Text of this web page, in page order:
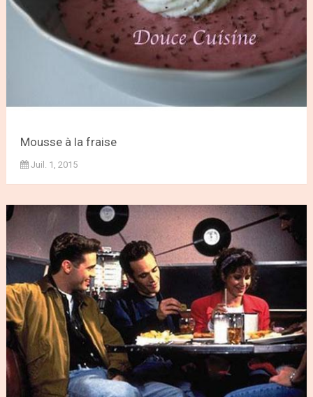
Mousse à la fraise
Juil. 1, 2015